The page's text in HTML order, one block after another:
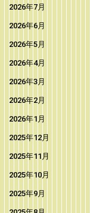
2026年7月
2026年6月
2026年5月
2026年4月
2026年3月
2026年2月
2026年1月
2025年12月
2025年11月
2025年10月
2025年9月